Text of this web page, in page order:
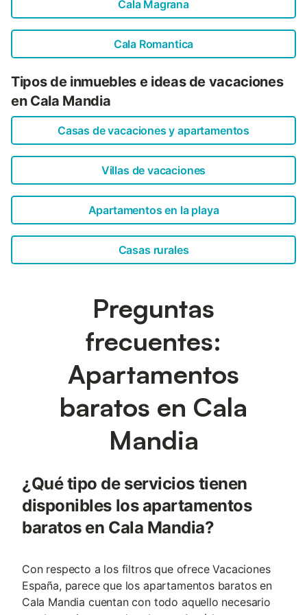
su disposición. El apartamento se encuentra en el primer
costera, perteneciente a Manacor, con una de las calas
desde éste. En l...
Cala Magrana
Cala Romantica
Tipos de inmuebles e ideas de vacaciones
en Cala Mandia
Casas de vacaciones y apartamentos
Villas de vacaciones
Apartamentos en la playa
Casas rurales
Preguntas
frecuentes:
Apartamentos
baratos en Cala
Mandia
¿Qué tipo de servicios tienen
disponibles los apartamentos
baratos en Cala Mandia?
Con respecto a los filtros que ofrece Vacaciones
España, parece que los apartamentos baratos en
Cala Mandia cuentan con todo aquello necesario